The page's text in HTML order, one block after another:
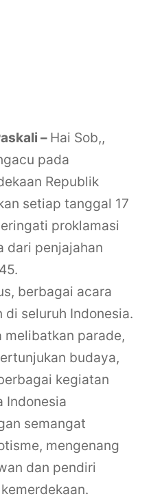
– Hai Sob,,
pada
Republik
setiap tanggal 17
proklamasi
dari penjajahan
berbagai acara
seluruh Indonesia.
melibatkan parade,
budaya,
kegiatan
Indonesia
semangat
mengenang
dan pendiri